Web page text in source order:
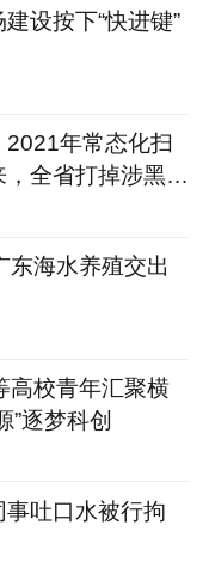
设按下“快进键”
2021年常态化扫
全省打掉涉黑组
海水养殖交出
高校青年汇聚横
”逐梦科创
吐口水被行拘